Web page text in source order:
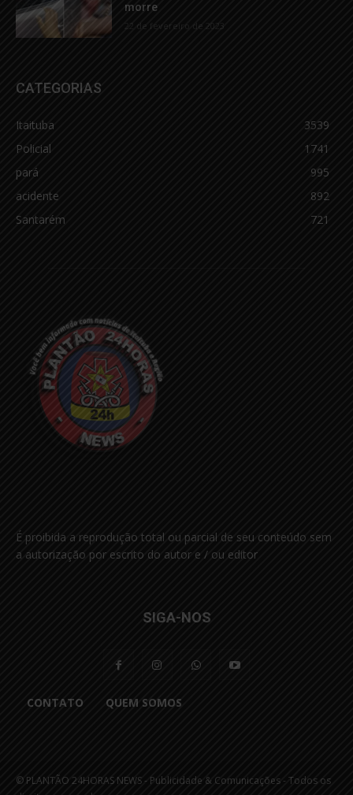
morre
22 de fevereiro de 2023
CATEGORIAS
Itaituba
3539
Policial
1741
pará
995
acidente
892
Santarém
721
É proibida a reprodução total ou parcial de seu conteúdo sem
a autorização por escrito do autor e / ou editor
SIGA-NOS
CONTATO QUEM SOMOS
© PLANTÃO 24HORAS NEWS - Publicidade & Comunicações - Todos os